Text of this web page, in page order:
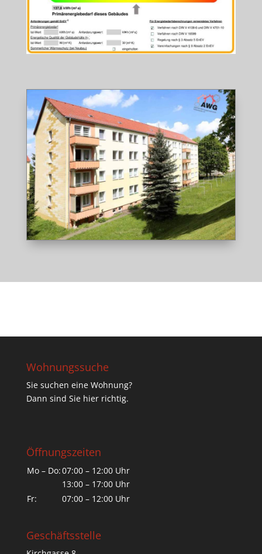
Wohnungssuche
Sie suchen eine Wohnung?
Dann sind Sie hier richtig.
Öffnungszeiten
Mo – Do:07:00 – 12:00 Uhr
13:00 – 17:00 Uhr
Fr:
07:00 – 12:00 Uhr
Geschäftsstelle